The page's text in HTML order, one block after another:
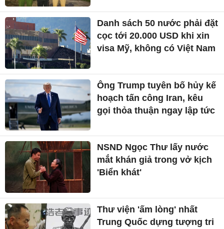
Danh sách 50 nước phải đặt
cọc tới 20.000 USD khi xin
visa Mỹ, không có Việt Nam
Ông Trump tuyên bố hủy kế
hoạch tấn công Iran, kêu
gọi thỏa thuận ngay lập tức
NSND Ngọc Thư lấy nước
mắt khán giả trong vở kịch
'Biển khát'
Thư viện 'ấm lòng' nhất
Trung Quốc dựng tượng tri